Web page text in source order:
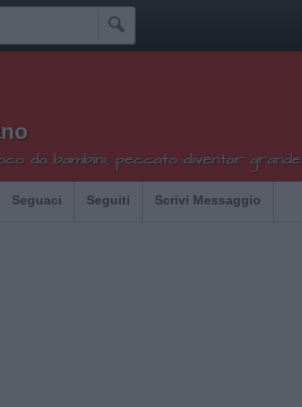

da bambini, peccato diventar grande
Seguaci Seguiti Scrivi Messaggio